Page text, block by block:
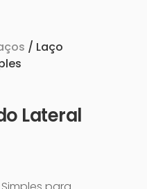
/ Laço
Lateral